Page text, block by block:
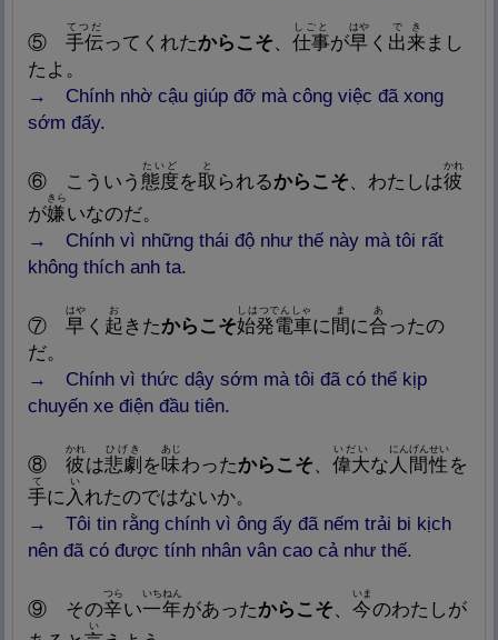
nạp
⑤ 手伝
てつだ
ってくれたからこそ 仕
Nghĩa: Việc làm, hành động,
事
Nghĩa: Việc, công việc, chức vụ
しごと
が早
はや
く 出来
でき
まし
たよ。
→ Chính nhờ cậu giúp đỡ mà công việc đã xong
sớm đấy.
⑥ こういう 態度
たいど
を取
と
られるからこそ 、わたしは彼
かれ
が嫌
Nghĩa: Khó chịu, ghét, không
きら
いなのだ。
→ Chính vì những thái độ như thế này mà tôi rất
không thích anh ta.
⑦ 早
はや
く 起
お
きたからこそ始発
Nghĩa: Bắt đầu, xuất phát, phát
電車
しはつでんしゃ
に 間
ま
に合
Nghĩa: Hợp, vừa ý, hợp lại
あ
ったの
だ。
→ Chính vì thức dậy sớm mà tôi đã có thể kịp
chuyến xe điện đầu tiên.
⑧ 彼
Nghĩa: Bên kia, kẻ khác, đối
かれ
は悲劇
ひげき
を味
あじ
わったからこそ 偉大
いだい
な 人 間
Nghĩa: Khoảng, ở giữa, bên
性
にんげんせい
を
手
て
に 入
い
れたのではないか。
→ Tôi tin rằng chính vì ông ấy đã nếm trải bi kịch
nên đã có được tính nhân vân cao cả như thế.
⑨ その辛
つら
い一年
いちねん
があったからこそ 今
いま
のわたしが
い